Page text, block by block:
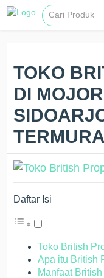
TOKO
DI
Daftar Isi
Toko British
Apa itu British
Manfaat